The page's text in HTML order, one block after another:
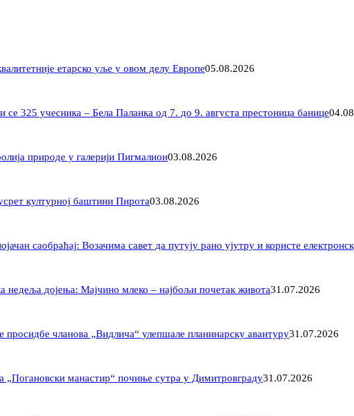
етарско уље у овом делу Европе05.08.2026
се 325 учесника – Бела Паланка од 7. до 9. августа престоница банице
природе у галерији Пигмалион03.08.2026
културној баштини Пирота03.08.2026
саобраћај: Возачима савет да путују рано ујутру и користе
недеља дојења: Мајчино млеко – најбољи почетак живота31.07.2026
чланова „Видлича“ улепшале планинарску авантуру31.07.2026
„Погановски манастир“ почиње сутра у Димитровграду31.07.2026